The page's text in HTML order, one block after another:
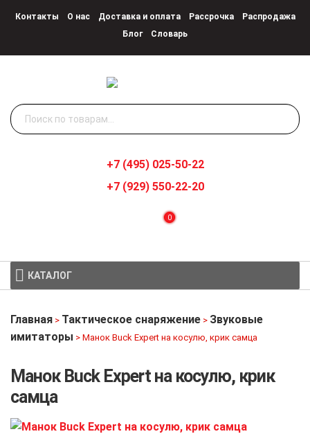
Контакты О нас Доставка и оплата Рассрочка
Распродажа
Блог
Словарь
Искать:
0
+7 (495) 025-50-22
+7 (929) 550-22-20
КАТАЛОГ
Главная > Тактическое снаряжение > Звуковые
имитаторы > Манок Buck Expert на косулю, крик самца
Манок Buck Expert на косулю, крик
самца